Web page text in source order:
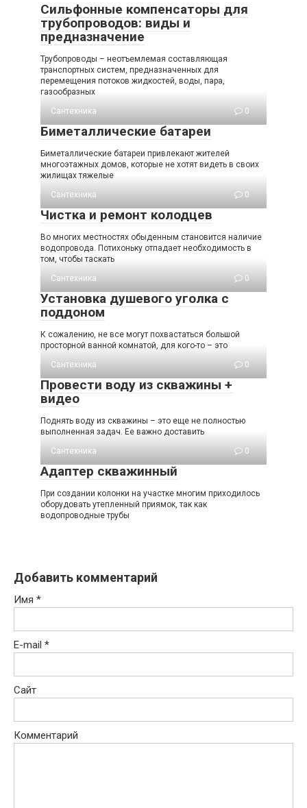
Сильфонные компенсаторы для
трубопроводов: виды и
предназначение
Трубопроводы – неотъемлемая составляющая
транспортных систем, предназначенных для
перемещения потоков жидкостей, воды, пара,
газообразных
Сантехника
0
Биметаллические батареи
Биметаллические батареи привлекают жителей
многоэтажных домов, которые не хотят видеть в своих
жилищах тяжелые
Сантехника
0
Чистка и ремонт колодцев
Во многих местностях обыденным становится наличие
водопровода. Потихоньку отпадает необходимость в
том, чтобы таскать
Сантехника
0
Установка душевого уголка с
поддоном
К сожалению, не все могут похвастаться большой
просторной ванной комнатой, для кого-то – это
Сантехника
0
Провести воду из скважины +
видео
Поднять воду из скважины – это еще не полностью
выполненная задач. Ее важно доставить
Сантехника
0
Адаптер скважинный
При создании колонки на участке многим приходилось
оборудовать утепленный приямок, так как
водопроводные трубы
Добавить комментарий
Имя *
E-mail *
Сайт
Комментарий